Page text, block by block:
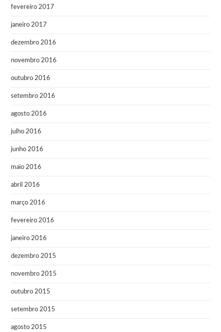
fevereiro 2017
janeiro 2017
dezembro 2016
novembro 2016
outubro 2016
setembro 2016
agosto 2016
julho 2016
junho 2016
maio 2016
abril 2016
março 2016
fevereiro 2016
janeiro 2016
dezembro 2015
novembro 2015
outubro 2015
setembro 2015
agosto 2015